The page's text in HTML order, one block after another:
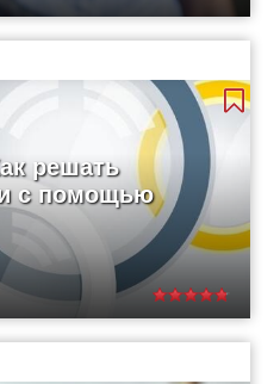
решать
с помощью